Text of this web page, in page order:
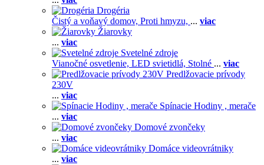
Drogéria
Čistý a voňavý domov, Proti hmyzu, ... viac
Žiarovky
... viac
Svetelné zdroje
Vianočné osvetlenie, LED svietidlá, Stolné ... viac
Predlžovacie prívody
230V
... viac
Spínacie Hodiny , merače
... viac
Domové zvončeky
... viac
Domáce videovrátniky
... viac